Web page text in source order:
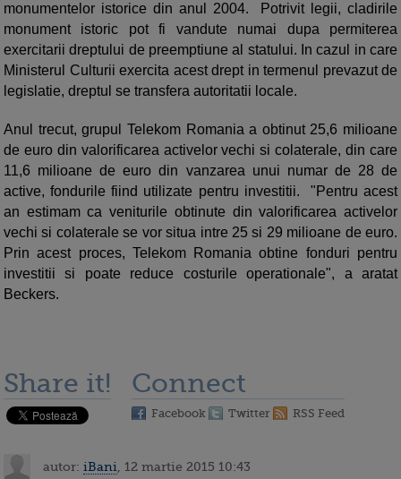
monumentelor istorice din anul 2004. Potrivit legii, cladirile
monument istoric pot fi vandute numai dupa permiterea
exercitarii dreptului de preemptiune al statului. In cazul in care
Ministerul Culturii exercita acest drept in termenul prevazut de
legislatie, dreptul se transfera autoritatii locale.
Anul trecut, grupul Telekom Romania a obtinut 25,6 milioane
de euro din valorificarea activelor vechi si colaterale, din care
11,6 milioane de euro din vanzarea unui numar de 28 de
active, fondurile fiind utilizate pentru investitii. "Pentru acest
an estimam ca veniturile obtinute din valorificarea activelor
vechi si colaterale se vor situa intre 25 si 29 milioane de euro.
Prin acest proces, Telekom Romania obtine fonduri pentru
investitii si poate reduce costurile operationale", a aratat
Beckers.
Share it! Connect
Facebook Twitter RSS Feed
autor: iBani , 12 martie 2015 10:43